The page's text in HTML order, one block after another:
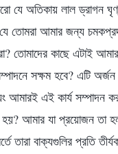
যে অতিকায় লাল ড্রাগন
তোমরা আমার জন্য চমকপ্রদ
তোমাদের কাছে এটাই
সক্ষম হবে? এটি অর্জন
এই কার্য সম্পাদন
আমার যা প্রয়োজন তা হল
বাক্যগুলির প্রতি